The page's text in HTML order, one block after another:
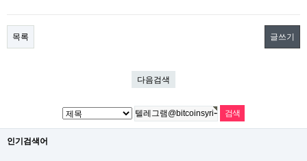
목록 글쓰기
다음검색
인기검색어